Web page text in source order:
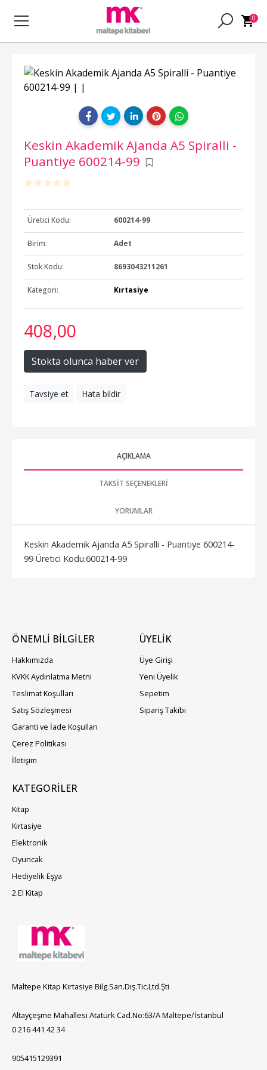
0
Keskin Akademik Ajanda A5 Spiralli -
Puantiye 600214-99
Üretici Kodu: 600214-99
Birim: Adet
Stok Kodu: 8693043211261
Kategori: Kırtasiye
408,00
Stokta olunca haber ver
Tavsiye et Hata bildir
AÇIKLAMA
TAKSIT SEÇENEKLERI
YORUMLAR
Keskin Akademik Ajanda A5 Spiralli - Puantiye 600214-
99 Üretici Kodu:600214-99
ÖNEMLİ BİLGİLER
Hakkımızda
KVKK Aydınlatma Metni
Teslimat Koşulları
Satış Sözleşmesi
Garanti ve İade Koşulları
Çerez Politikası
İletişim
ÜYELIK
Üye Girişi
Yeni Üyelik
Sepetim
Sipariş Takibi
KATEGORILER
Kitap
Kırtasiye
Elektronik
Oyuncak
Hediyelik Eşya
2.El Kitap
Maltepe Kitap Kırtasiye Bilg.San.Dış.Tic.Ltd.Şti
Altayçeşme Mahallesi Atatürk Cad.No:63/A Maltepe/İstanbul
0 216 441 42 34
905415129391